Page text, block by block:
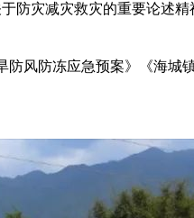
灾减灾救灾的重要论述精
防冻应急预案》《海城